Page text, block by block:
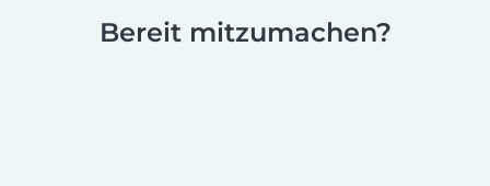
Bereit mitzumachen?